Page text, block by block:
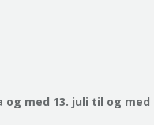
med 13. juli til og med